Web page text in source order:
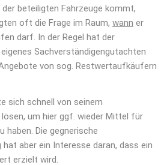
beteiligten Fahrzeuge kommt,
oft die Frage im Raum, wann er
darf. In der Regel hat der
Sachverständigengutachten
von sog. Restwertaufkäufern
sich schnell von seinem
um hier ggf. wieder Mittel für
haben. Die gegnerische
aber ein Interesse daran, dass ein
erzielt wird.